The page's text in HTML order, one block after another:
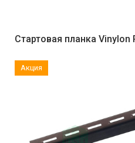
Стартовая планка